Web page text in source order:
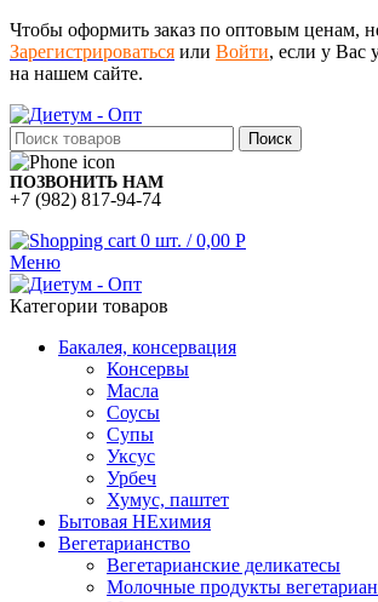
Чтобы оформить заказ по оптовым ценам,
Зарегистрироваться или Войти, если у Вас
на нашем сайте.
Поиск
ПОЗВОНИТЬ НАМ
+7 (982) 817-94-74
0 шт. / 0,00 Р
Меню
Категории товаров
Бакалея, консервация
Консервы
Масла
Соусы
Супы
Уксус
Урбеч
Хумус, паштет
Бытовая НЕхимия
Вегетарианство
Вегетарианские деликатесы
Молочные продукты